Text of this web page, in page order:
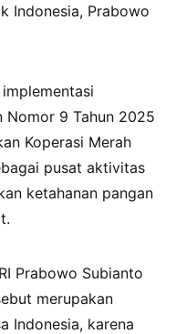
Indonesia, Prabowo
Nomor 9 Tahun 2025
Koperasi Merah
pusat aktivitas
ketahanan pangan
Prabowo Subianto
merupakan
Indonesia, karena